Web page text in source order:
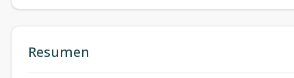
Resumen